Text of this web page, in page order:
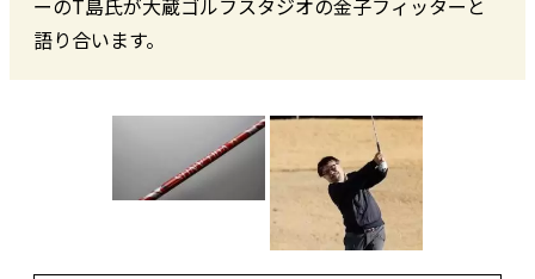
語り合います。